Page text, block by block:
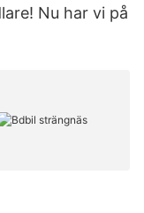
Nu har vi på